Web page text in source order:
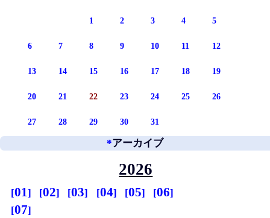
1 2 3 4 5
6 7 8 9 10 11 12
13 14 15 16 17 18 19
20 21 22 23 24 25 26
27 28 29 30 31
*アーカイブ
2026
01 02 03 04 05
06
07